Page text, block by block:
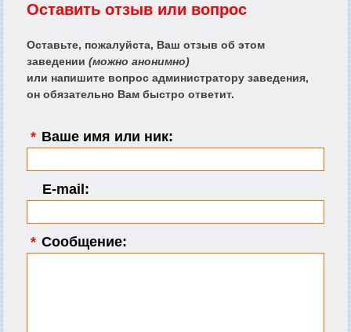
Оставить отзыв или вопрос
Оставьте, пожалуйста, Ваш отзыв об этом
заведении (можно анонимно)
или напишите вопрос администратору заведения,
он обязательно Вам быстро ответит.
* Ваше имя или ник:
E-mail:
* Сообщение: